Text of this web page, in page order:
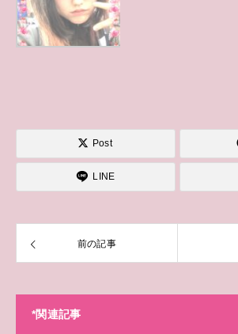
Post
LINE
前の記事
*関連記事